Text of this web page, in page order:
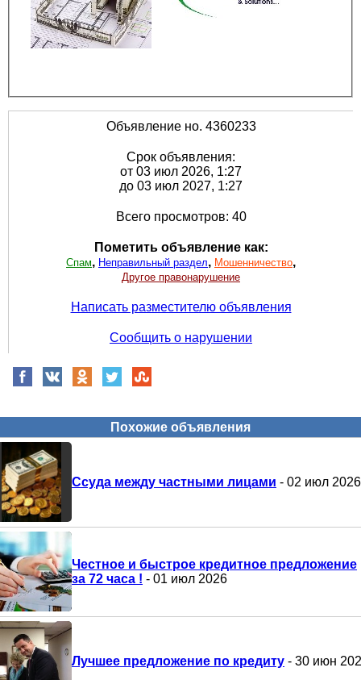
Объявление но. 4360233
Срок объявления:
от 03 июл 2026, 1:27
до 03 июл 2027, 1:27
Всего просмотров: 40
Пометить объявление как:
Спам, Неправильный раздел, Мошенничество,
Другое правонарушение
Написать разместителю объявления
Сообщить о нарушении
Похожие объявления
Ссуда между частными лицами - 02 июл 2026
Честное и быстрое кредитное предложение
за 72 часа ! - 01 июл 2026
Лучшее предложение по кредиту - 30 июн